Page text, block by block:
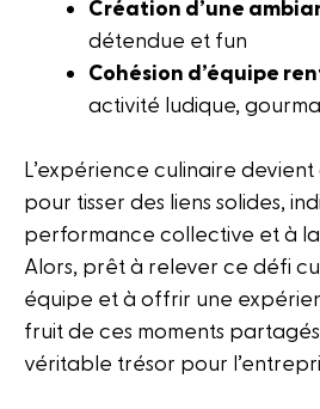
Création d’une
détendue et fun
Cohésion d’équipe
activité ludique,
L’expérience culinaire
pour tisser des liens solides,
performance collective et à
Alors, prêt à relever ce défi
équipe et à offrir une
fruit de ces moments
véritable trésor pour